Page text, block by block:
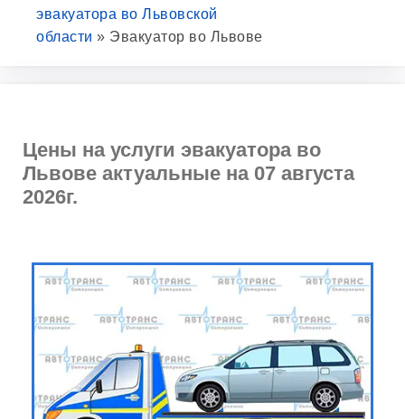
эвакуатора во Львовской
области » Эвакуатор во Львове
Цены на услуги эвакуатора во
Львове актуальные на 07 августа
2026г.